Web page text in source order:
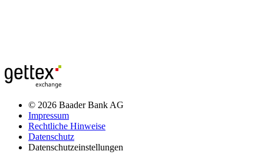
© 2026 Baader Bank AG
Impressum
Rechtliche Hinweise
Datenschutz
Datenschutzeinstellungen